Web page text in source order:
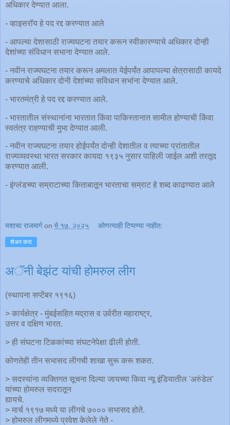
अधिकार देण्यात आला.
- व्हाइसरॉय हे पद रद्द करण्यात आले
- आपल्या देशासाठी राज्यघटना तयार करून स्वीकारण्याचे अधिकार दोन्ही
देशांच्या संविधान सभाना देण्यात आले.
- नवीन राज्यघटना तयार करून अमलात येईपर्यंत आपापल्या क्षेत्रासाठी कायदे
करण्याचे अधिकार दोनी देशांच्या सविधान सभांना देण्यात आले.
- भारतमंत्री हे पद रद्द करण्यात आले.
- भारतातील संस्थानांना भारतात किंवा पाकिस्तानात सामील होण्याची किंवा
स्वतंत्र राहण्याची मुभा देण्यात आली.
- नवीन राज्यघटना तयार होईपर्यंत दोन्ही देशातील व त्याच्या प्रांतातील
राज्यव्यवस्था भारत सरकार कायदा १९३५ नुसार पाहिली जाईल अशी तरतूद
करण्यात आली.
- इंग्लंडच्या सम्राटाच्या किताबातून भारताचा सम्राट हे शब्द काढण्यात आले
यशाचा राजमार्ग on मे १७, २०२५ कोणत्याही टिप्पण्‍या नाहीत:
शेअर करा
अॅनी बेझंट यांची होमरुल लीग
(स्थापना सप्टेंबर १९१६)
> कार्यक्षेत्र - मुंबईसहित मद्रास व उर्वरीत महाराष्ट्र,
उत्तर व दक्षिण भारत.
> ही संघटना टिळकांच्या संघटनेपेक्षा ढीली होती.
कोणतेही तीन सभासद लीगची शाखा सुरू करू शकत.
> सदस्यांना व्यक्तिगत सूचना दिल्या जायच्या किवा न्यू इंडियातील 'अरुंडेल'
यांच्या होमरुल सदरातून
द्यायचे.
> मार्च १९१७ मध्ये या लीगचे ७००० सभासद होते.
> होमरुल लीगमध्ये प्रवेश केलेले नेते -